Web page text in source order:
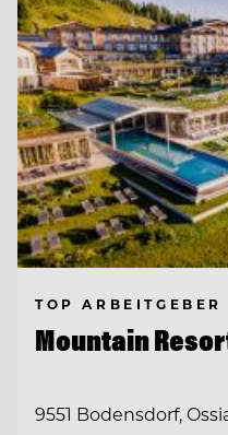
TOP ARBEITGEBER
Mountain
9551 Bodensdorf,